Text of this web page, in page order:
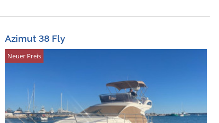
Azimut 38 Fly
Neuer Preis